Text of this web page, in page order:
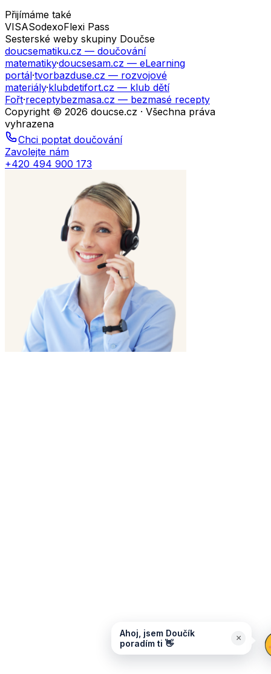
Přijímáme také
VISASodexoFlexi Pass
Sesterské weby skupiny Doučse
doucsematiku.cz — doučování
matematiky·doucsesam.cz — eLearning
portál·tvorbazduse.cz — rozvojové
materiály·klubdetifort.cz — klub dětí
Fořt·receptybezmasa.cz — bezmasé recepty
Copyright © 2026 doucse.cz · Všechna práva
vyhrazena
Chci poptat doučování
Zavolejte nám
+420 494 900 173
Ahoj, jsem Doučík
poradím ti 👋
×